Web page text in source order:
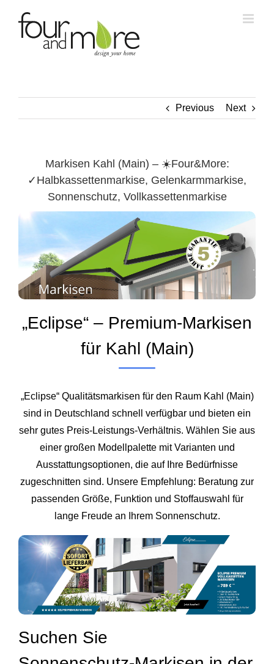
content
Previous Next
Markisen Kahl (Main) – ☀️Four&More:
✓Halbkassettenmarkise, Gelenkarmmarkise,
Sonnenschutz, Vollkassettenmarkise
„Eclipse“ – Premium‑Markisen
für Kahl (Main)
„Eclipse“ Qualitätsmarkisen für den Raum Kahl (Main)
sind in Deutschland schnell verfügbar und bieten ein
sehr gutes Preis‑Leistungs‑Verhältnis. Wählen Sie aus
einer großen Modellpalette mit Varianten und
Ausstattungsoptionen, die auf Ihre Bedürfnisse
zugeschnitten sind. Unsere Empfehlung: Beratung zur
passenden Größe, Funktion und Stoffauswahl für
lange Freude an Ihrem Sonnenschutz.
Suchen Sie